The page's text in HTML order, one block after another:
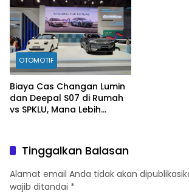
OTOMOTIF
Biaya Cas Changan Lumin
dan Deepal S07 di Rumah
vs SPKLU, Mana Lebih
Tinggalkan Balasan
Alamat email Anda tidak akan
wajib ditandai *